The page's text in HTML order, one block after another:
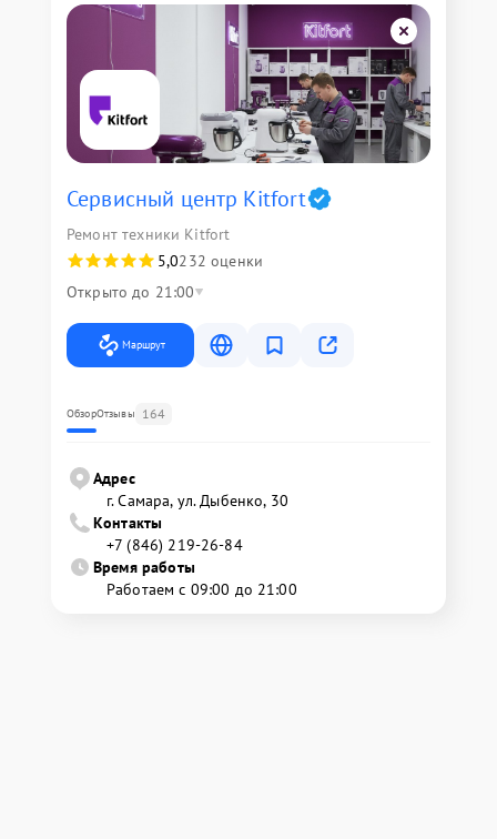
Сервисный центр Kitfort
Ремонт техники Kitfort
5,0232 оценки
Открыто до 21:00
Маршрут
ОбзорОтзывы 164
Адрес
г. Самара, ул. Дыбенко, 30
Контакты
+7 (846) 219-26-84
Время работы
Работаем с 09:00 до 21:00